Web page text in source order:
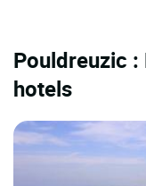
Pouldreuzic
hotels